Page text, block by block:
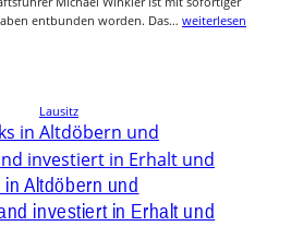
entbunden worden. Das… weiterlesen
Lausitz
Altdöbern und
investiert in Erhalt und